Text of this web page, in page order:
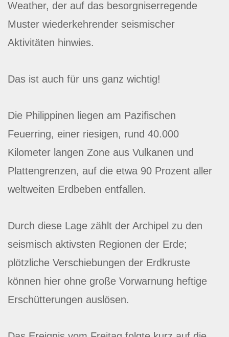
Weather, der auf das besorgniserregende
Muster wiederkehrender seismischer
Aktivitäten hinwies.
Das ist auch für uns ganz wichtig!
Die Philippinen liegen am Pazifischen
Feuerring, einer riesigen, rund 40.000
Kilometer langen Zone aus Vulkanen und
Plattengrenzen, auf die etwa 90 Prozent aller
weltweiten Erdbeben entfallen.
Durch diese Lage zählt der Archipel zu den
seismisch aktivsten Regionen der Erde;
plötzliche Verschiebungen der Erdkruste
können hier ohne große Vorwarnung heftige
Erschütterungen auslösen.